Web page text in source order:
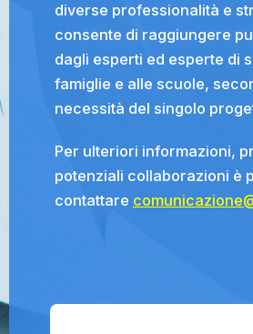
diverse professionalità e
consente di raggiungere
dagli esperti ed esperte di
famiglie e alle scuole,
necessità del singolo
Per ulteriori informazioni,
potenziali collaborazioni è
contattare